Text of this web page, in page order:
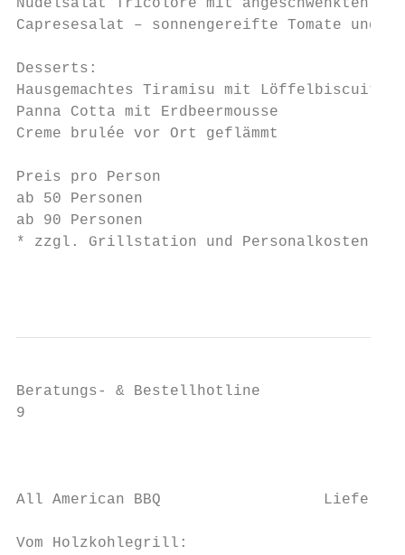
Nudelsalat Tricolore mit angeschwenkten
Capresesalat – sonnengereifte Tomate und
Desserts:
Hausgemachtes Tiramisu mit Löffelbiscuit,
Panna Cotta mit Erdbeermousse
Creme brulée vor Ort geflämmt
Preis pro Person
ab 50 Personen
ab 90 Personen
* zzgl. Grillstation und Personalkosten
Beratungs- & Bestellhotline
9
All American BBQ                  Lieferbar
Vom Holzkohlegrill: